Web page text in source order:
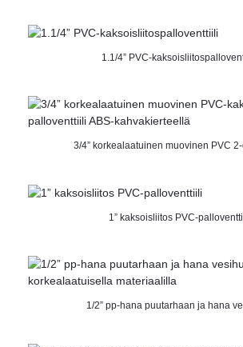
1.1/4” PVC-
3/4” korkealaatuinen muovinen PVC 2-
1” kaksoisliitos PVC-
1/2” pp-hana puutarhaan ja hana